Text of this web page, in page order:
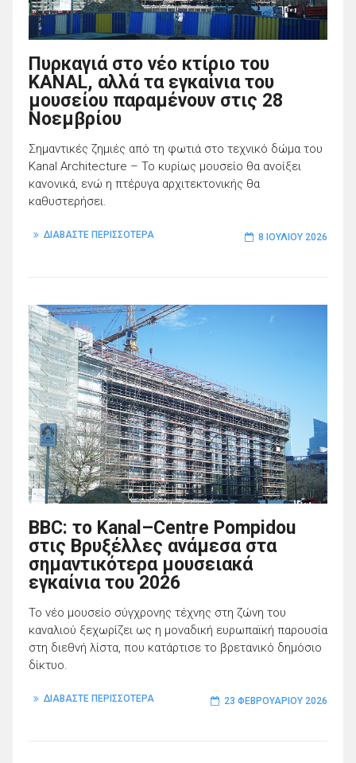
Πυρκαγιά στο νέο κτίριο του
KANAL, αλλά τα εγκαίνια του
μουσείου παραμένουν στις 28
Νοεμβρίου
Σημαντικές ζημιές από τη φωτιά στο τεχνικό δώμα του
Kanal Architecture – Το κυρίως μουσείο θα ανοίξει
κανονικά, ενώ η πτέρυγα αρχιτεκτονικής θα
καθυστερήσει.
ΔΙΑΒΑΣΤΕ ΠΕΡΙΣΣΟΤΕΡΑ 8 ΙΟΥΛΊΟΥ 2026
BBC: το Kanal–Centre Pompidou
στις Βρυξέλλες ανάμεσα στα
σημαντικότερα μουσειακά
εγκαίνια του 2026
Το νέο μουσείο σύγχρονης τέχνης στη ζώνη του
καναλιού ξεχωρίζει ως η μοναδική ευρωπαϊκή παρουσία
στη διεθνή λίστα, που κατάρτισε το βρετανικό δημόσιο
δίκτυο.
ΔΙΑΒΑΣΤΕ ΠΕΡΙΣΣΟΤΕΡΑ 23 ΦΕΒΡΟΥΑΡΊΟΥ 2026